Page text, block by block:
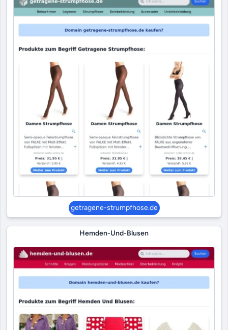
getragene-strumpfhose.de
Hemden-Und-Blusen